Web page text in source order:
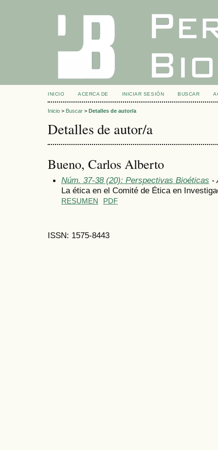
INICIO ACERCA DE INICIAR SESIÓN BUSCAR
Inicio > Buscar > Detalles de autor/a
Detalles de autor/a
Bueno, Carlos Alberto
Núm. 37-38 (20): Perspectivas Bioéticas -
La ética en el Comité de Ética en
RESUMEN PDF
ISSN: 1575-8443